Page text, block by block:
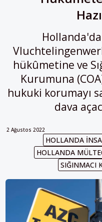
hükûmetine ve
Kurumuna
hukuki korumayı
dava
2 Ağustos 2022
HOLLANDA
HOLLANDA
SIĞINMACI